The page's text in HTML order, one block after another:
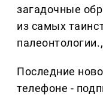
загадочные
из самых
Последние
телефоне -